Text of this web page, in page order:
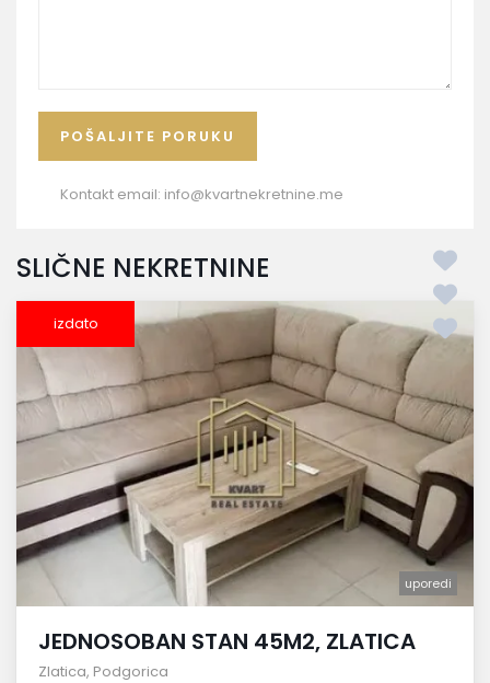
Kontakt email: info@kvartnekretnine.me
SLIČNE NEKRETNINE
izdato
uporedi
JEDNOSOBAN STAN 45M2, ZLATICA
Zlatica, Podgorica